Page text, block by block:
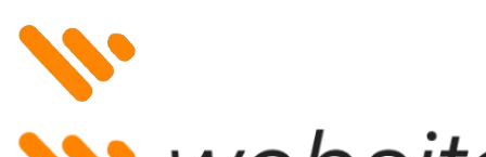
στο
περιεχόμενο